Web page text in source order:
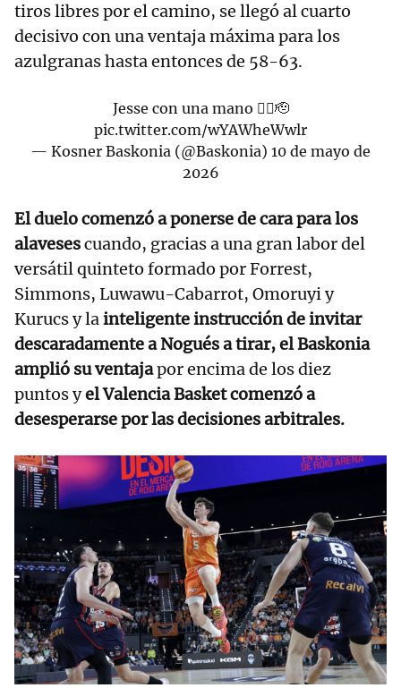
tiros libres por el camino, se llegó al cuarto
decisivo con una ventaja máxima para los
azulgranas hasta entonces de 58-63.
Jesse con una mano ✋🏼🫡
pic.twitter.com/wYAWheWwlr
— Kosner Baskonia (@Baskonia) 10 de mayo de
2026
El duelo comenzó a ponerse de cara para los
alavesescuando, gracias a una gran labor del
versátil quinteto formado por Forrest,
Simmons, Luwawu-Cabarrot, Omoruyi y
Kurucs y lainteligente instrucción de invitar
descaradamente a Nogués a tirar, el Baskonia
amplió su ventajapor encima de los diez
puntos yel Valencia Basket comenzó a
desesperarse por las decisiones arbitrales.